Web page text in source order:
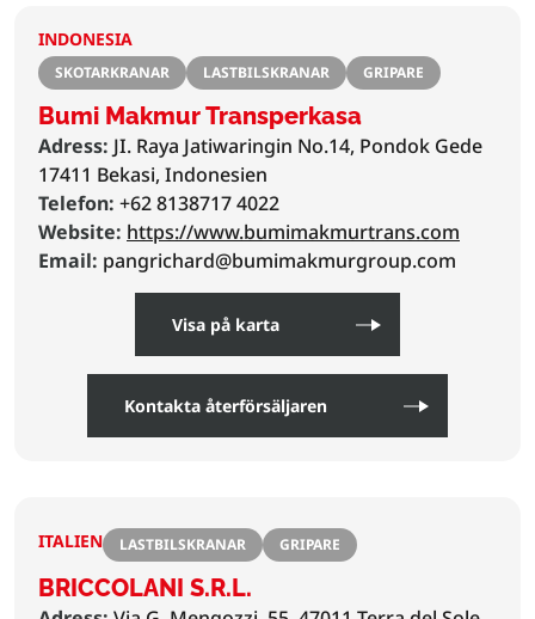
INDONESIA
SKOTARKRANAR LASTBILSKRANAR GRIPARE
Bumi Makmur Transperkasa
Adress: JI. Raya Jatiwaringin No.14, Pondok Gede
17411 Bekasi, Indonesien
Telefon: +62 8138717 4022
Website: https://www.bumimakmurtrans.com
Email: pangrichard@bumimakmurgroup.com
Visa på karta
Kontakta återförsäljaren
ITALIEN LASTBILSKRANAR GRIPARE
BRICCOLANI S.R.L.